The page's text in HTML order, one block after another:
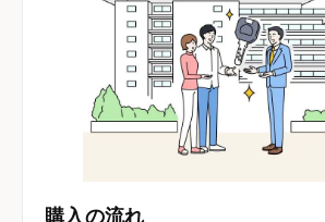
購入の流れ